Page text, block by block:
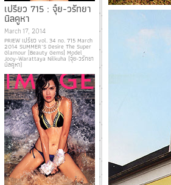
เปรียว 715 : จุ๋ย-วรัทยา
นิลคูหา
March 17, 2014
PRIEW เปรียว vol. 34 no. 715 March
2014 SUMMER’S Desire The Super
Glamour [Beauty Gems] Model
Jooy-Warattaya Nilkuha (จุ๋ย-วรัทยา
นิลคูหา)